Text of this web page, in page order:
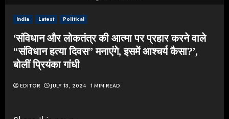
India Latest Political
‘संविधान और लोकतंत्र की आत्मा पर प्रहार करने वाले
“संविधान हत्या दिवस” मनाएंगे, इसमें आश्चर्य कैसा?’,
बोलीं प्रियंका गांधी
EDITOR JULY 13, 2024 1 MIN READ